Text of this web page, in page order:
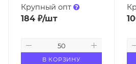
Крупный опт
184 ₽/шт
В КОРЗИНУ